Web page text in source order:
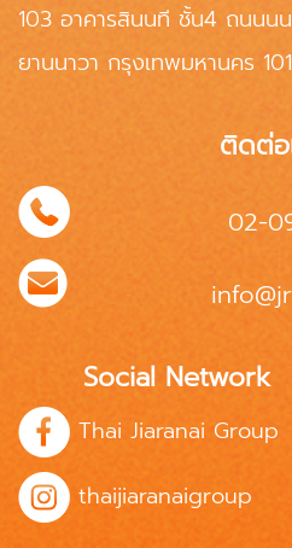
103 อาคารสินนที ชั้น4 ถนนน
ยานนาวา กรุงเทพมหานคร
ติดต่อ
02-
Social Network
Thai Jiaranai Group
thaijiaranaigroup